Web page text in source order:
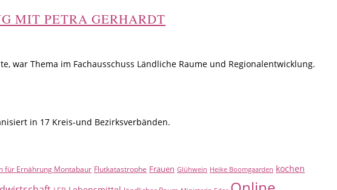
MIT PETRA GERHARDT
war Thema im Fachausschuss Ländliche Raume und Regionalentwicklung.
in 17 Kreis-und Bezirksverbänden.
für Ernährung Montabaur Flutkatastrophe Frauen Glühwein Heike Boomgaarden kochen